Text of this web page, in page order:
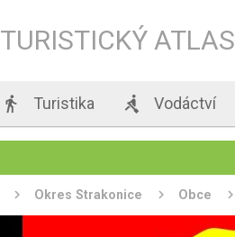
TURISTICKÝ ATLAS
 Turistika  Vodáctví
Okres Strakonice Obce